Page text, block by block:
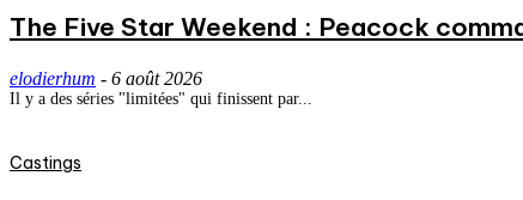
The Five Star Weekend : Peacock
elodierhum - 6 août 2026
Il y a des séries "limitées" qui finissent par...
Castings